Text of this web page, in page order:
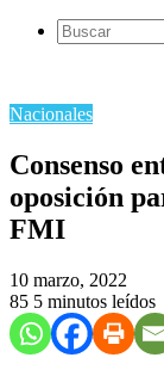
Nacionales
Consenso
oposición
FMI
10 marzo, 2022
85 5 minutos leídos